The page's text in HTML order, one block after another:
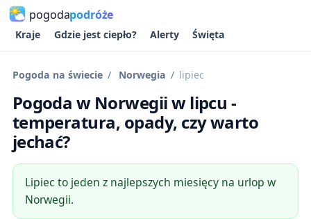
pogodapodróże
Kraje Gdzie jest ciepło? Alerty Święta
Pogoda na świecie Norwegia lipiec
Pogoda w Norwegii w lipcu -
temperatura, opady, czy warto
jechać?
Lipiec to jeden z najlepszych miesięcy na urlop w
Norwegii.